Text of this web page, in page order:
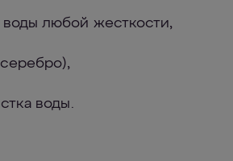
любой жесткости,
воды.